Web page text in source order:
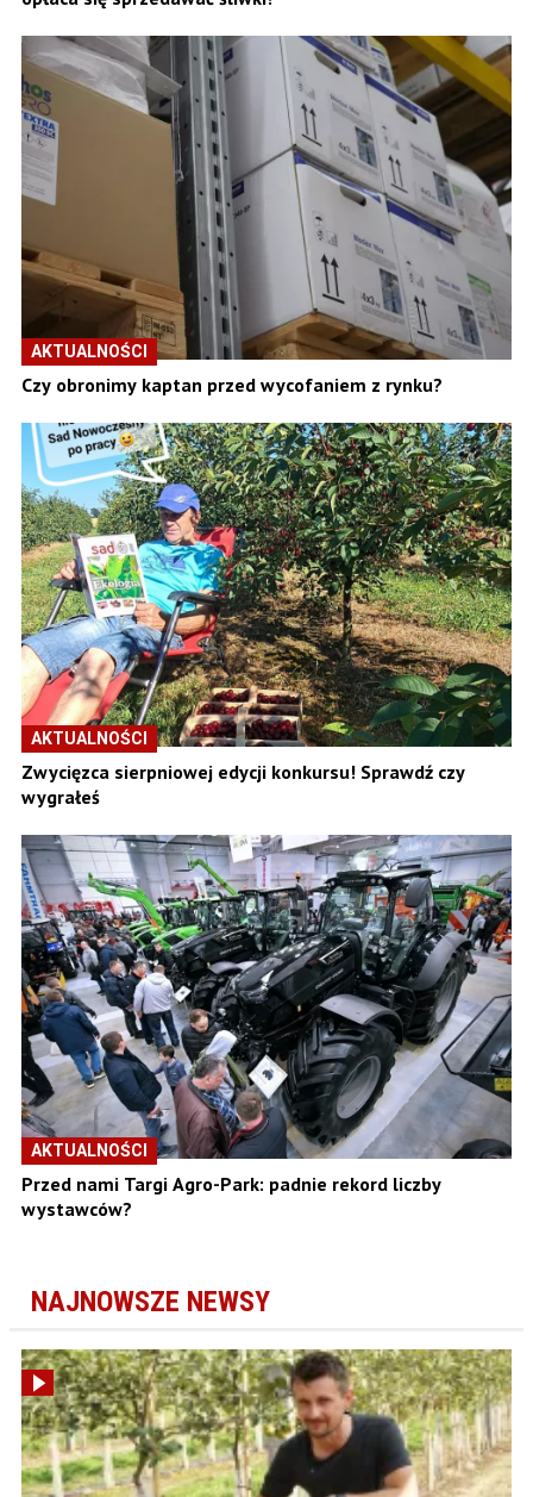
AKTUALNOŚCI
Czy obronimy kaptan przed wycofaniem z rynku?
AKTUALNOŚCI
Zwycięzca sierpniowej edycji konkursu! Sprawdź czy
wygrałeś
AKTUALNOŚCI
Przed nami Targi Agro-Park: padnie rekord liczby
wystawców?
NAJNOWSZE NEWSY